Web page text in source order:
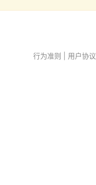
行为准则 用户协议